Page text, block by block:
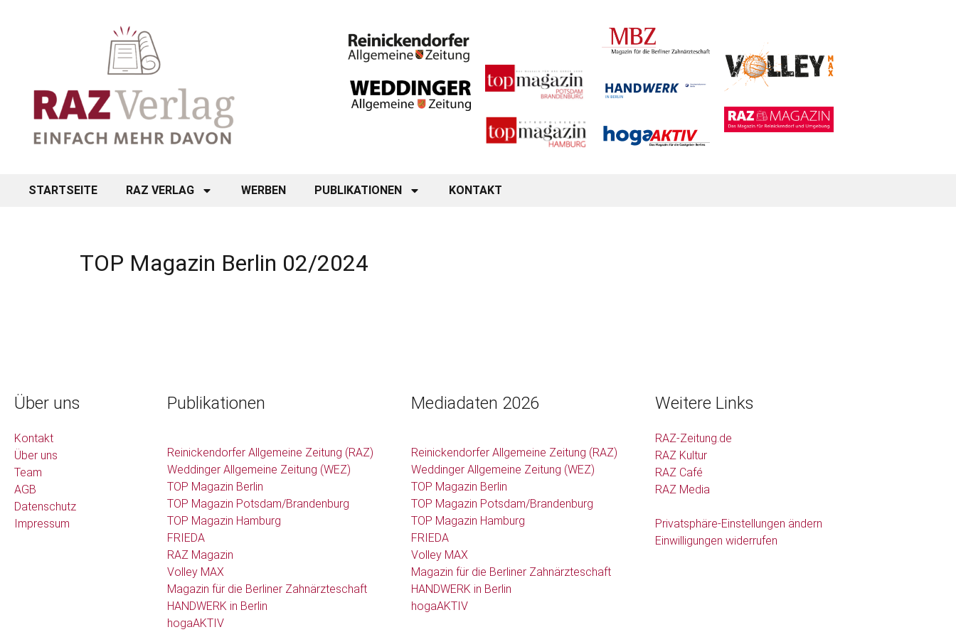
STARTSEITE RAZ VERLAG WERBEN PUBLIKATIONEN KONTAKT
TOP Magazin Berlin 02/2024
Über uns
Kontakt
Über uns
Team
AGB
Datenschutz
Impressum
Publikationen
Reinickendorfer Allgemeine Zeitung (RAZ)
Weddinger Allgemeine Zeitung (WEZ)
TOP Magazin Berlin
TOP Magazin Potsdam/Brandenburg
TOP Magazin Hamburg
FRIEDA
RAZ Magazin
Volley MAX
Magazin für die Berliner Zahnärzteschaft
HANDWERK in Berlin
hogaAKTIV
Mediadaten 2026
Reinickendorfer Allgemeine Zeitung (RAZ)
Weddinger Allgemeine Zeitung (WEZ)
TOP Magazin Berlin
TOP Magazin Potsdam/Brandenburg
TOP Magazin Hamburg
FRIEDA
Volley MAX
Magazin für die Berliner Zahnärzteschaft
HANDWERK in Berlin
hogaAKTIV
Weitere Links
RAZ-Zeitung.de
RAZ Kultur
RAZ Café
RAZ Media
Privatsphäre-Einstellungen ändern
Einwilligungen widerrufen